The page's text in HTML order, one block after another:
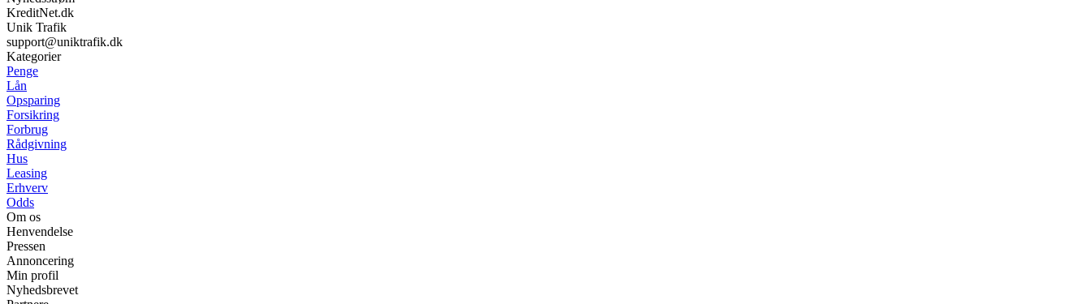
KreditNet.dk
Unik Trafik
support@uniktrafik.dk
Kategorier
Penge
Lån
Opsparing
Forsikring
Forbrug
Rådgivning
Hus
Leasing
Erhverv
Odds
Om os
Henvendelse
Pressen
Annoncering
Min profil
Nyhedsbrevet